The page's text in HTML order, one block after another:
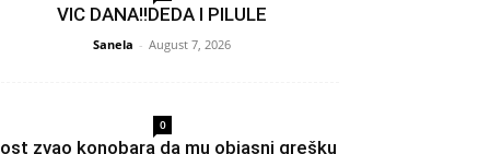
VIC DANA!!DEDA I PILULE
Sanela - August 7, 2026
0
zvao konobara da mu objasni grešku